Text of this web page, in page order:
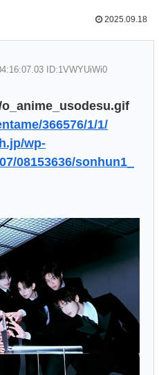
2025.09.18
ID:1VWYUiWi0
366576/1/1/
wp-
08153636/sonhun1_